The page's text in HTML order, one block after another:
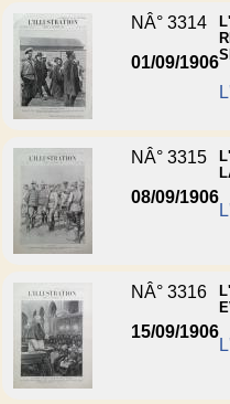
NÂ° 3314
01/09/1906
NÂ° 3315
08/09/1906
NÂ° 3316
15/09/1906